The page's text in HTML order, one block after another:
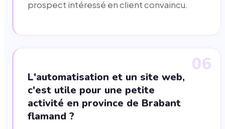
prospect intéressé en client convaincu.
06
L'automatisation et un site web,
c'est utile pour une petite
activité en province de Brabant
flamand ?